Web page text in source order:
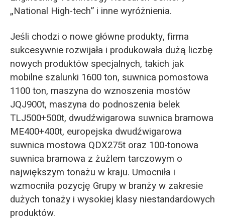
„National High-tech” i inne wyróżnienia.
Jeśli chodzi o nowe główne produkty, firma
sukcesywnie rozwijała i produkowała dużą liczbę
nowych produktów specjalnych, takich jak
mobilne szalunki 1600 ton, suwnica pomostowa
1100 ton, maszyna do wznoszenia mostów
JQJ900t, maszyna do podnoszenia belek
TLJ500+500t, dwudźwigarowa suwnica bramowa
ME400+400t, europejska dwudźwigarowa
suwnica mostowa QDX275t oraz 100-tonowa
suwnica bramowa z żużlem tarczowym o
największym tonażu w kraju. Umocniła i
wzmocniła pozycję Grupy w branży w zakresie
dużych tonaży i wysokiej klasy niestandardowych
produktów.